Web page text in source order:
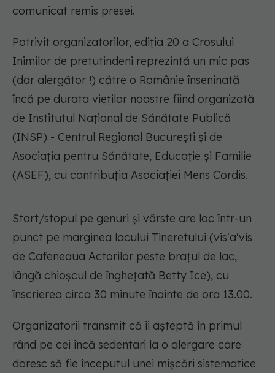
comunicat remis presei.
Potrivit organizatorilor, ediţia 20 a Crosului
Inimilor de pretutindeni reprezintă un mic pas
(dar alergător !) către o Românie înseninată
încă pe durata vieţilor noastre fiind organizată
de Institutul Naţional de Sănătate Publică
(INSP) - Centrul Regional Bucureşti şi de
Asociaţia pentru Sănătate, Educaţie şi Familie
(ASEF), cu contribuţia Asociaţiei Mens Cordis.
Start/stopul pe genuri şi vârste are loc într-un
punct pe marginea lacului Tineretului (vis'a'vis
de Cafeneaua Actorilor peste braţul de lac,
lângă chioşcul de îngheţată Betty Ice), cu
înscrierea circa 30 minute înainte de ora 13.00.
Organizatorii transmit că îi aşteptă în primul
rând pe cei încă sedentari la o alergare care
doresc să fie începutul unei mişcări sistematice